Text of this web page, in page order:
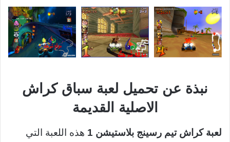
نبذة عن تحميل لعبة سباق كراش
الاصلية القديمة
لعبة كراش تيم رسينج بلاستيشن 1
هذه اللعبة التي